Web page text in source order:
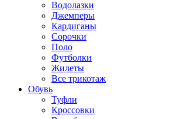
Водолазки
Джемперы
Кардиганы
Сорочки
Поло
Футболки
Жилеты
Все трикотаж
Обувь
Туфли
Кроссовки